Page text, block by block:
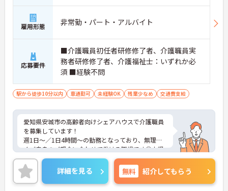
雇用形態 非常勤・パート・アルバイト
応募要件
■介護職員初任者研修修了者、介護職員実
務者研修修了者、介護福祉士：いずれか必
須 ■経験不問
駅から徒歩10分以内 車通勤可 未経験OK 残業少なめ 交通費支給
愛知県安城市の高齢者向けシェアハウスで介護職員
を募集しています！
週1日～／1日4時間～の勤務となっており、無理な
くご自身のご都合に合わせて働ける職場です◎未経
験でも応募可能となっており、資格を活かして働き
たい方にもおすすめです♪
ご興味のある方は、面接のポイントをお伝えします
のでお気軽にご連絡ください！
詳細を見る 無料 紹介してもらう